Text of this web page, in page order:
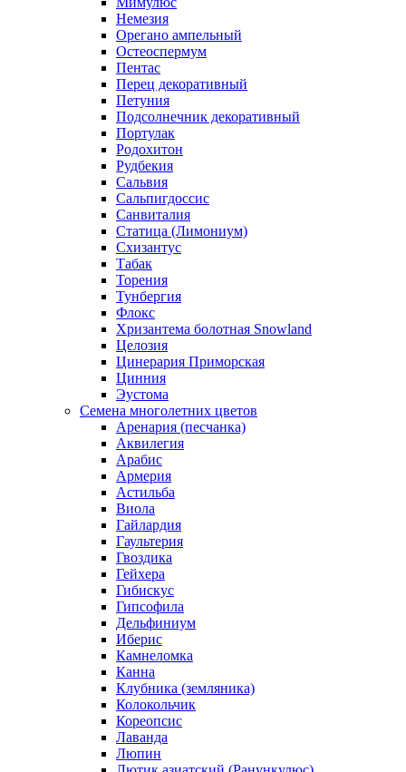
Немезия
Орегано ампельный
Остеоспермум
Пентас
Перец декоративный
Петуния
Подсолнечник декоративный
Портулак
Родохитон
Рудбекия
Сальвия
Сальпигдоссис
Санвиталия
Статица (Лимониум)
Схизантус
Табак
Торения
Тунбергия
Флокс
Хризантема болотная Snowland
Целозия
Цинерария Приморская
Цинния
Эустома
Семена многолетних цветов
Аренария (песчанка)
Аквилегия
Арабис
Армерия
Астильба
Виола
Гайлардия
Гаультерия
Гвоздика
Гейхера
Гибискус
Гипсофила
Дельфиниум
Иберис
Камнеломка
Канна
Клубника (земляника)
Колокольчик
Кореопсис
Лаванда
Люпин